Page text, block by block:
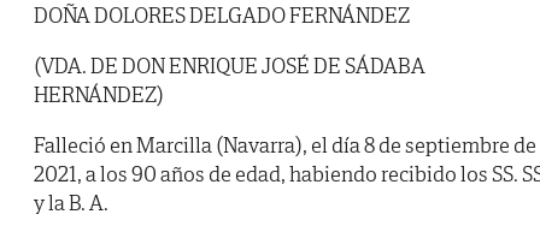
DOÑA DOLORES DELGADO FERNÁNDEZ
(VDA. DE DON ENRIQUE JOSÉ DE SÁDABA
HERNÁNDEZ)
Falleció en Marcilla (Navarra), el día 8 de septiembre de
2021, a los 90 años de edad, habiendo recibido los SS.
y la B. A.